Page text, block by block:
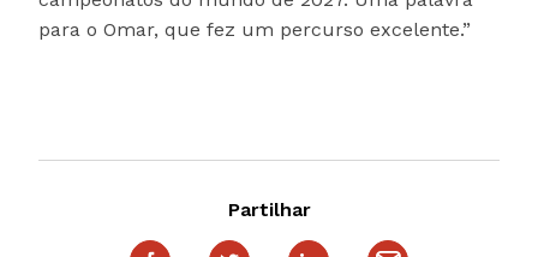
para o Omar, que fez um percurso excelente.”
Partilhar